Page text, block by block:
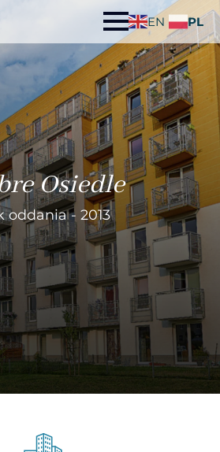
EN PL
Osiedle
oddania - 2013